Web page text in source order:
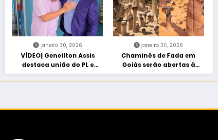
janeiro 30, 2026
VÍDEO| Geneilton Assis
destaca união do PL e
consolidação de apoio a
Maycon Tombini em Jataí
janeiro 30, 2026
Chaminés de Fada em
Goiás serão abertas à
visitação controlada